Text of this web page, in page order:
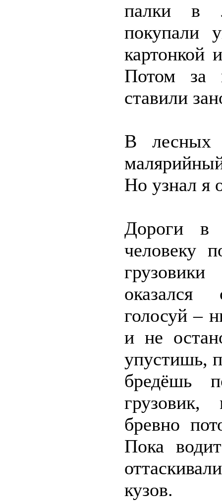
палки в
покупали
картонкой
Потом за
ставили
В лесных
Но узнал я
Дороги в
человеку
оказался
голосуй –
и не
упустишь,
бредёшь
бревно
Пока
кузов.